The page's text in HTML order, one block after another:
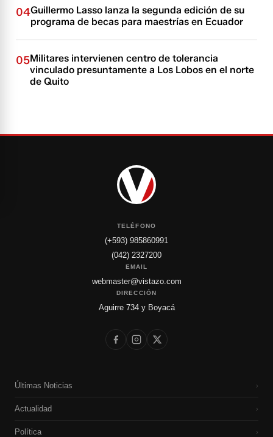
04Guillermo Lasso lanza la segunda edición de su
programa de becas para maestrías en Ecuador
05Militares intervienen centro de tolerancia
vinculado presuntamente a Los Lobos en el norte
de Quito
TELÉFONO
(+593) 985860991
(042) 2327200
EMAIL
webmaster@vistazo.com
DIRECCIÓN
Aguirre 734 y Boyacá
Últimas Noticias ›
Actualidad ›
Política ›